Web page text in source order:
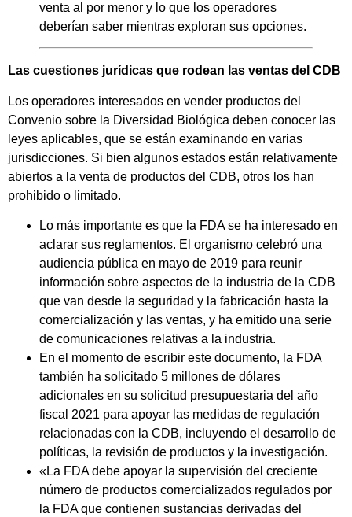
venta al por menor y lo que los operadores
deberían saber mientras exploran sus opciones.
Las cuestiones jurídicas que rodean las ventas del CDB
Los operadores interesados en vender productos del
Convenio sobre la Diversidad Biológica deben conocer las
leyes aplicables, que se están examinando en varias
jurisdicciones. Si bien algunos estados están relativamente
abiertos a la venta de productos del CDB, otros los han
prohibido o limitado.
Lo más importante es que la FDA se ha interesado en
aclarar sus reglamentos. El organismo celebró una
audiencia pública en mayo de 2019 para reunir
información sobre aspectos de la industria de la CDB
que van desde la seguridad y la fabricación hasta la
comercialización y las ventas, y ha emitido una serie
de comunicaciones relativas a la industria.
En el momento de escribir este documento, la FDA
también ha solicitado 5 millones de dólares
adicionales en su solicitud presupuestaria del año
fiscal 2021 para apoyar las medidas de regulación
relacionadas con la CDB, incluyendo el desarrollo de
políticas, la revisión de productos y la investigación.
«La FDA debe apoyar la supervisión del creciente
número de productos comercializados regulados por
la FDA que contienen sustancias derivadas del